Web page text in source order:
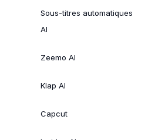
Sous-titres automatiques
AI
Zeemo AI
Klap AI
Capcut